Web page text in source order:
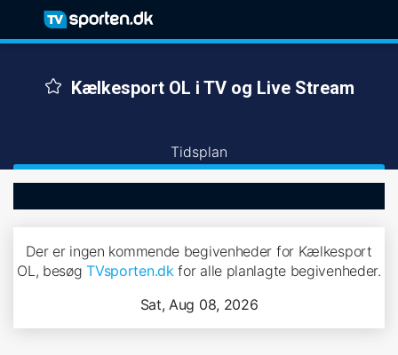
Kælkesport OL i TV og Live Stream
Tidsplan
Der er ingen kommende begivenheder for Kælkesport
OL, besøgTVsporten.dkfor alle planlagte begivenheder.
Sat, Aug 08, 2026